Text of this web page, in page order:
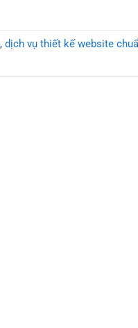
, dịch vụ thiết kế website